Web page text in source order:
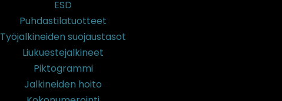
ESD
Puhdastilatuotteet
Työjalkineiden suojaustasot
Liukuestejalkineet
Piktogrammi
Jalkineiden hoito